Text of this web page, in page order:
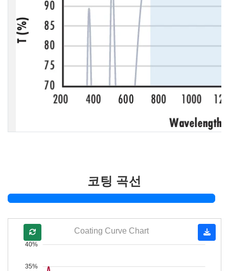
코팅 곡선
35%
40%
Coating Curve Chart